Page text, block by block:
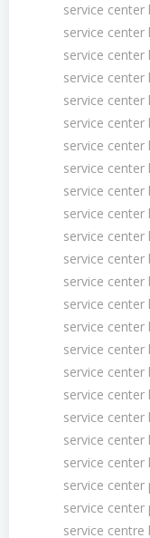
service
service
service
service center
service center
service
service center
service center
service
service
service center
service
service
service
service
service center
service
service
service
service
service
service
service
service centre